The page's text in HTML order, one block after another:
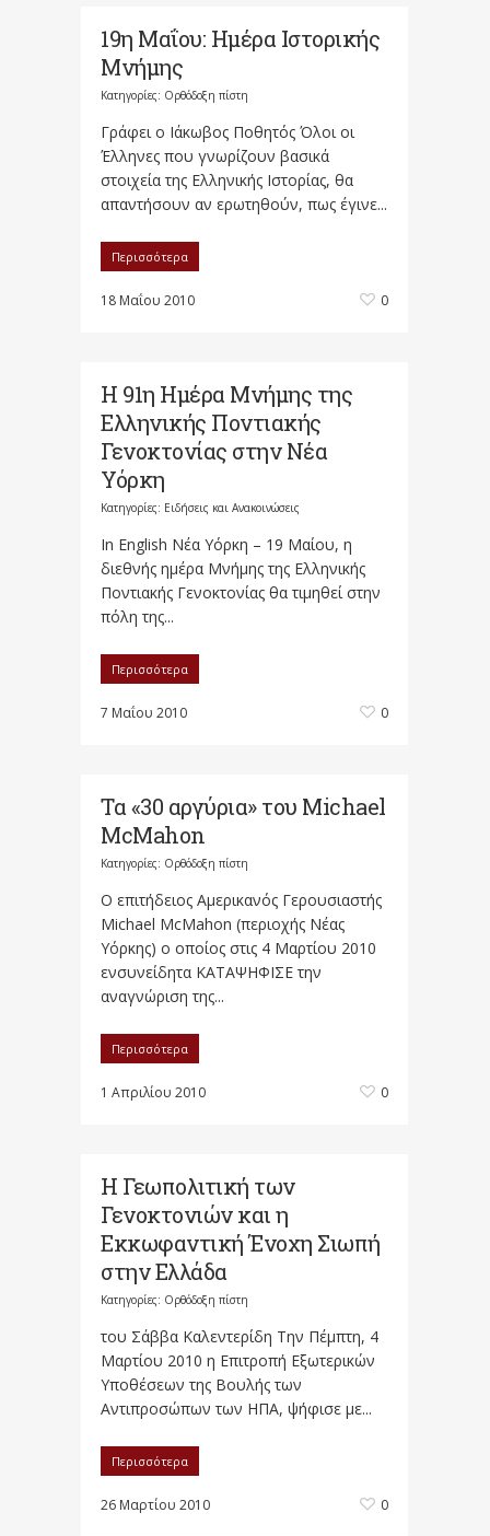
19η Μαΐου: Ημέρα Ιστορικής
Μνήμης
Κατηγορίες: Ορθόδοξη πίστη
Γράφει ο Ιάκωβος Ποθητός Όλοι οι
Έλληνες που γνωρίζουν βασικά
στοιχεία της Ελληνικής Ιστορίας, θα
απαντήσουν αν ερωτηθούν, πως έγινε...
Περισσότερα
18 Μαΐου 2010 0
Η 91η Ημέρα Μνήμης της
Ελληνικής Ποντιακής
Γενοκτονίας στην Νέα
Υόρκη
Κατηγορίες: Ειδήσεις και Ανακοινώσεις
In English Νέα Υόρκη – 19 Μαίου, η
διεθνής ημέρα Μνήμης της Ελληνικής
Ποντιακής Γενοκτονίας θα τιμηθεί στην
πόλη της...
Περισσότερα
7 Μαΐου 2010 0
Τα «30 αργύρια» του Michael
McMahon
Κατηγορίες: Ορθόδοξη πίστη
Ο επιτήδειος Αμερικανός Γερουσιαστής
Michael McMahon (περιοχής Νέας
Υόρκης) ο οποίος στις 4 Μαρτίου 2010
ενσυνείδητα ΚΑΤΑΨΗΦΙΣΕ την
αναγνώριση της...
Περισσότερα
1 Απριλίου 2010 0
Η Γεωπολιτική των
Γενοκτονιών και η
Εκκωφαντική Ένοχη Σιωπή
στην Ελλάδα
Κατηγορίες: Ορθόδοξη πίστη
του Σάββα Καλεντερίδη Την Πέμπτη, 4
Μαρτίου 2010 η Επιτροπή Εξωτερικών
Υποθέσεων της Βουλής των
Αντιπροσώπων των ΗΠΑ, ψήφισε με...
Περισσότερα
26 Μαρτίου 2010 0